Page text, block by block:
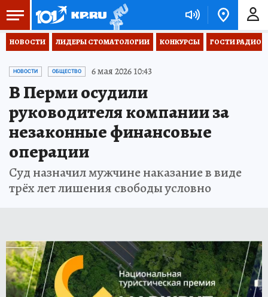
НОВОСТИ ЛИДЕРЫ СТОМАТОЛОГИИ КОНКУРСЫ ГОСТИ РАДИО
НОВОСТИ ОБЩЕСТВО 6 мая 2026 10:43
В Перми осудили
руководителя компании за
незаконные финансовые
операции
Суд назначил мужчине наказание в виде
трёх лет лишения свободы условно